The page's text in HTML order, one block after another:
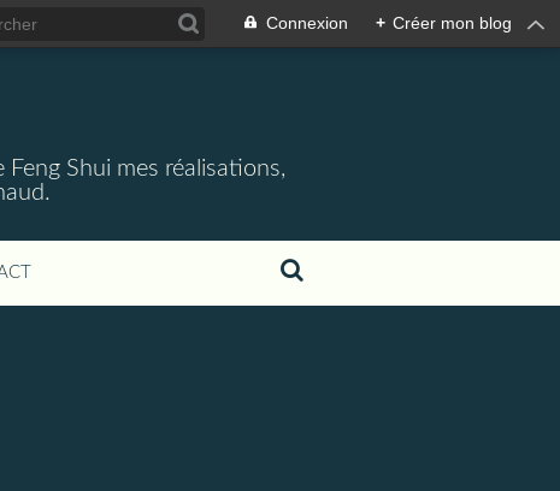
Connexion + Créer mon blog
Feng Shui mes réalisations,